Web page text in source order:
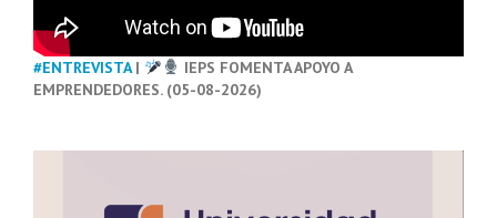
#ENTREVISTA|
IEPS FOMENTA APOYO A
EMPRENDEDORES. (05-08-2026)